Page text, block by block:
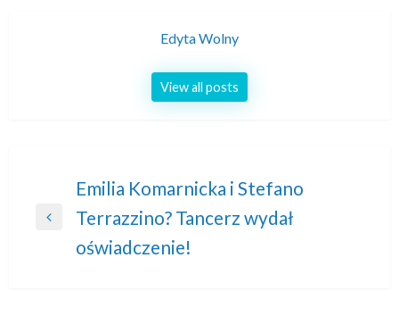
Edyta Wolny
View all posts
Nawigacja
wpisu
Previous
Emilia Komarnicka i Stefano
Terrazzino? Tancerz wydał
oświadczenie!